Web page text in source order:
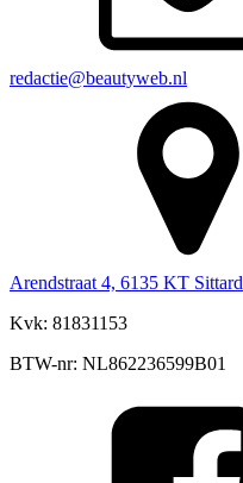
redactie@beautyweb.nl
Arendstraat 4, 6135 KT Sittard
Kvk: 81831153
BTW-nr: NL862236599B01